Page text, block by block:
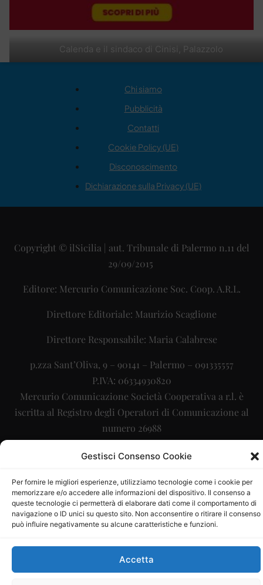
Gestisci Consenso Cookie
Per fornire le migliori esperienze, utilizziamo tecnologie come i cookie per
memorizzare e/o accedere alle informazioni del dispositivo. Il consenso a
queste tecnologie ci permetterà di elaborare dati come il comportamento di
navigazione o ID unici su questo sito. Non acconsentire o ritirare il consenso
può influire negativamente su alcune caratteristiche e funzioni.
Accetta
Calenda e il sindaco di Cinisi, Palazzolo
Chi siamo
Pubblicità
Contatti
Cookie Policy (UE)
Disconoscimento
Dichiarazione sulla Privacy (UE)
Copyright © ilSicilia | aut. Tribunale di Palermo n.11 del
29/09/2015
Editore: Mercurio Comunicazione Soc. Coop. A.R.L.
Direttore Editoriale: Maurizio Scaglione
Direttore Responsabile: Maria Calabrese
p.zza Sant’Oliva, 9 – 90141 – Palermo – 091335557
P.IVA: 06334930820
Mercurio Comunicazione Società Cooperativa a r.l. è
iscritta al Registro degli Operatori di Comunicazione al
numero 26988
Sito gestito daLa Digitale srl– info@ladigitale.it